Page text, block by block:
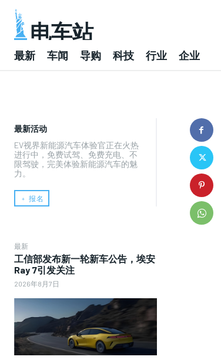
电车站
最新 车闻 导购 科技 行业 企业
最新活动
EV视界新能源汽车体验官正在火热
进行中，免费试驾、免费充电、不
限驾驶，完美体验新能源汽车的魅
力。
﹢ 报名
最新
工信部发布新一轮新车公告，埃安
Ray 7引发关注
2026年8月7日